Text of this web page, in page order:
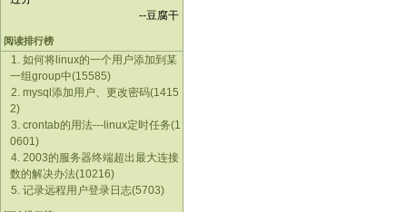
--豆腐干
阅读排行榜
1. 如何将linux的一个用户添加到某
一组group中(15585)
2. mysql添加用户、更改密码(1415
2)
3. crontab的用法---linux定时任务(1
0601)
4. 2003的服务器终端超出最大连接
数的解决办法(10216)
5. 记录远程用户登录日志(5703)